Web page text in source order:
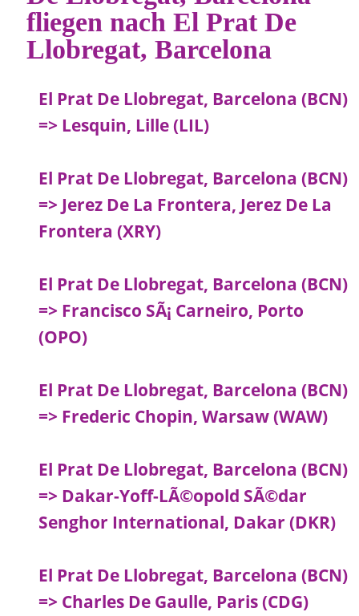
fliegen nach El Prat De
Llobregat, Barcelona
El Prat De Llobregat, Barcelona (BCN)
=> Lesquin, Lille (LIL)
El Prat De Llobregat, Barcelona (BCN)
=> Jerez De La Frontera, Jerez De La
Frontera (XRY)
El Prat De Llobregat, Barcelona (BCN)
=> Francisco SÃ¡ Carneiro, Porto
(OPO)
El Prat De Llobregat, Barcelona (BCN)
=> Frederic Chopin, Warsaw (WAW)
El Prat De Llobregat, Barcelona (BCN)
=> Dakar-Yoff-LÃ©opold SÃ©dar
Senghor International, Dakar (DKR)
El Prat De Llobregat, Barcelona (BCN)
=> Charles De Gaulle, Paris (CDG)